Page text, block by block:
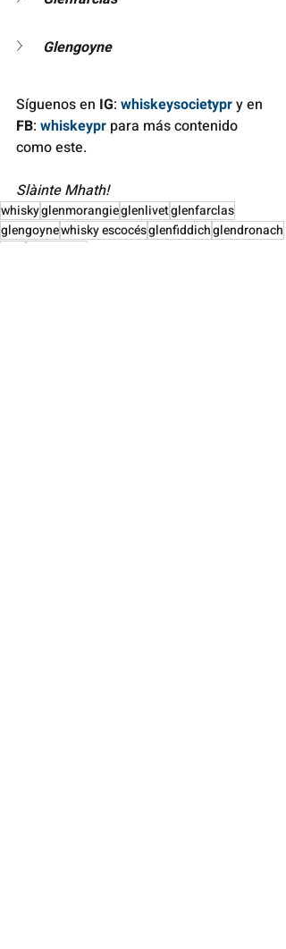
Glengoyne
Síguenos en IG: whiskeysocietypr y en
FB: whiskeypr para más contenido
como este.
Slàinte Mhath!
whiskyglenmorangieglenlivetglenfarclas
glengoynewhisky escocésglenfiddichglendronach